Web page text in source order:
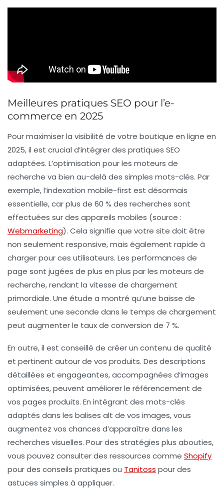
Meilleures pratiques SEO pour l’e-
commerce en 2025
Pour maximiser la visibilité de votre boutique en ligne en
2025, il est crucial d’intégrer des pratiques SEO
adaptées. L’optimisation pour les moteurs de
recherche va bien au-delà des simples mots-clés. Par
exemple, l’indexation mobile-first est désormais
essentielle, car plus de 60 % des recherches sont
effectuées sur des appareils mobiles (source :
Webmarketing). Cela signifie que votre site doit être
non seulement responsive, mais également rapide à
charger pour ces utilisateurs. Les performances de
page sont jugées de plus en plus par les moteurs de
recherche, rendant la vitesse de chargement
primordiale. Une étude a montré qu’une baisse de
seulement une seconde dans le temps de chargement
peut augmenter le taux de conversion de 7 %.
En outre, il est conseillé de créer un contenu de qualité
et pertinent autour de vos produits. Des descriptions
détaillées et engageantes, accompagnées d’images
optimisées, peuvent améliorer le référencement de
vos pages produits. En intégrant des mots-clés
adaptés dans les balises alt de vos images, vous
augmentez vos chances d’apparaître dans les
recherches visuelles. Pour des stratégies plus abouties,
vous pouvez consulter des ressources comme Shopify
pour des conseils pratiques ou Tanitoss pour des
astuces simples à appliquer.